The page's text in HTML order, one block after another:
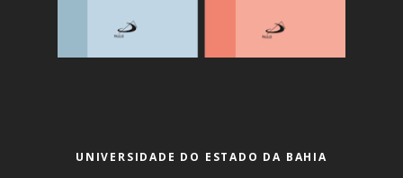
UNIVERSIDADE DO ESTADO DA BAHIA